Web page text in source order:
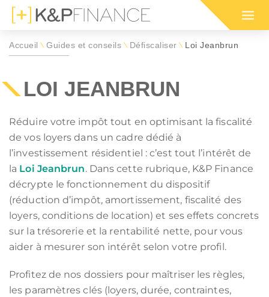
pour défiscaliser
de défiscalisation :
CIOP (DROM)
GIRARDIN IS (DROM)
CIIC (CORSE)
:
LOI GIRARDIN IS
dans l'ancien
habiter en France par région :
FRANCHE-COMTÉ
BRETAGNE
HAUTS-DE-FRANCE
AQUITAINE
ou habiter à l'international :
le revenu (IR)
SON IFI
INVESTISSEMENT LOCATIF
EN BLOC
MARCHÉ LOCATIF EN 2026
SA RETRAITE
SÉCURISER SES LOYERS
IFI 2026
LEXIQUE IMMOBILIER
Accueil \ Guides et conseils \ Défiscaliser \ Loi Jeanbrun
LOI JEANBRUN
Réduire votre impôt tout en optimisant la fiscalité
de vos loyers dans un cadre dédié à
l’investissement résidentiel : c’est tout l’intérêt de
la Loi Jeanbrun. Dans cette rubrique, K&P Finance
décrypte le fonctionnement du dispositif
(réduction d’impôt, amortissement, fiscalité des
loyers, conditions de location) et ses effets concrets
sur la trésorerie et la rentabilité nette, pour vous
aider à mesurer son intérêt selon votre profil.
Profitez de nos dossiers pour maîtriser les règles,
les paramètres clés (loyers, durée, contraintes,